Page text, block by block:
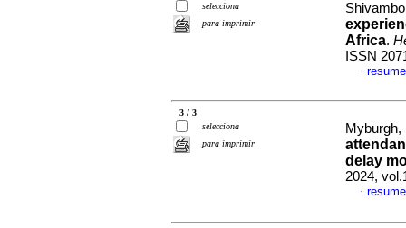
selecciona
para imprimir
Africa.
ISSN
·
3 / 3
selecciona
para imprimir
delay
2024,
·